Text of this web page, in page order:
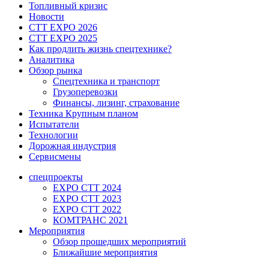
Топливный кризис
Новости
CTT EXPO 2026
CTT EXPO 2025
Как продлить жизнь спецтехнике?
Аналитика
Обзор рынка
Спецтехника и транспорт
Грузоперевозки
Финансы, лизинг, страхование
Техника Крупным планом
Испытатели
Технологии
Дорожная индустрия
Сервисмены
спецпроекты
EXPO CTT 2024
EXPO CTT 2023
EXPO CTT 2022
КОМТРАНС 2021
Мероприятия
Обзор прошедших мероприятий
Ближайшие мероприятия